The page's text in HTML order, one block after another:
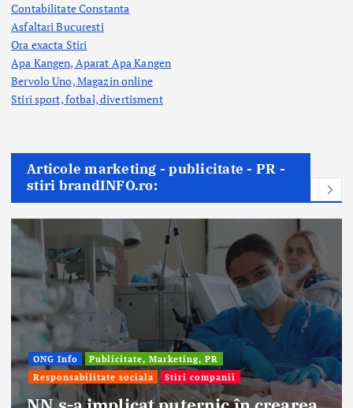
Contabilitate Constanta
Asfaltari Bucuresti
Ora exacta Stiri
Apa Kangen, Aparat Apa Kangen
Bervolo Uno, Magazin online
Stiri sport, fotbal,divertisment
Articole marketing - publicitate - PR -
stiri brandINFO.ro:
ONG Info
Publicitate, Marketing, PR
Responsabilitate sociala
Stiri companii